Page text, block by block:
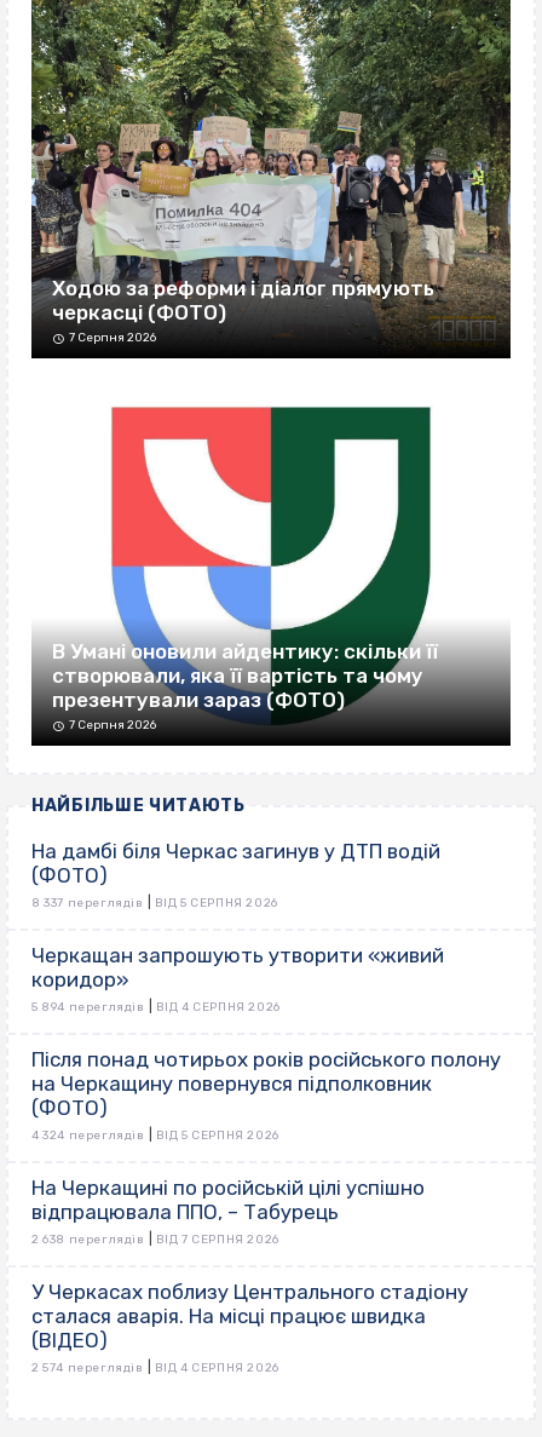
Ходою за реформи і діалог прямують
черкасці (ФОТО)
7 Серпня 2026
В Умані оновили айдентику: скільки її
створювали, яка її вартість та чому
презентували зараз (ФОТО)
7 Серпня 2026
НАЙБІЛЬШЕ ЧИТАЮТЬ
На дамбі біля Черкас загинув у ДТП водій
(ФОТО)
8 337 переглядів ВІД 5 СЕРПНЯ 2026
Черкащан запрошують утворити «живий
коридор»
5 894 переглядів ВІД 4 СЕРПНЯ 2026
Після понад чотирьох років російського полону
на Черкащину повернувся підполковник
(ФОТО)
4 324 переглядів ВІД 5 СЕРПНЯ 2026
На Черкащині по російській цілі успішно
відпрацювала ППО, – Табурець
2 638 переглядів ВІД 7 СЕРПНЯ 2026
У Черкасах поблизу Центрального стадіону
сталася аварія. На місці працює швидка
(ВІДЕО)
2 574 переглядів ВІД 4 СЕРПНЯ 2026